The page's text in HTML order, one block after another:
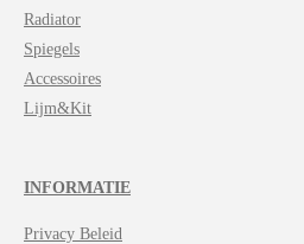
Radiator
Spiegels
Accessoires
Lijm&Kit
INFORMATIE
Privacy Beleid